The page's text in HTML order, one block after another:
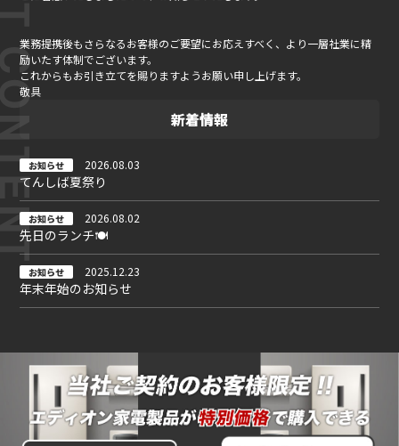
業務提携後もさらなるお客様のご要望にお応えすべく、より一層社業に精
励いたす体制でございます。
これからもお引き立てを賜りますようお願い申し上げます。
敬具
新着情報
お知らせ 2026.08.03
てんしば夏祭り
お知らせ 2026.08.02
先日のランチ🍽
お知らせ 2025.12.23
年末年始のお知らせ